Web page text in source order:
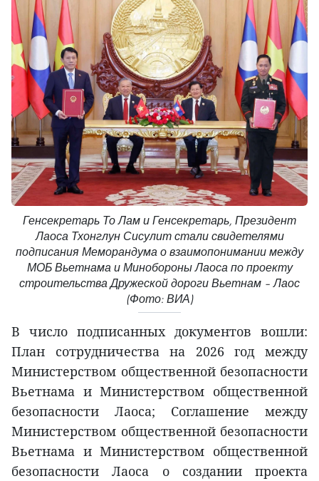
Генсекретарь То Лам и Генсекретарь, Президент
Лаоса Тхонглун Сисулит стали свидетелями
подписания Меморандума о взаимопонимании между
МОБ Вьетнама и Минобороны Лаоса по проекту
строительства Дружеской дороги Вьетнам – Лаос
(Фото: ВИА)
В число подписанных документов вошли:
План сотрудничества на 2026 год между
Министерством общественной безопасности
Вьетнама и Министерством общественной
безопасности Лаоса; Соглашение между
Министерством общественной безопасности
Вьетнама и Министерством общественной
безопасности Лаоса о создании проекта